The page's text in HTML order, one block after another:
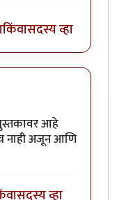
किंवासदस्य व्हा
आहे
नाही अजून आणि
सदस्य व्हा